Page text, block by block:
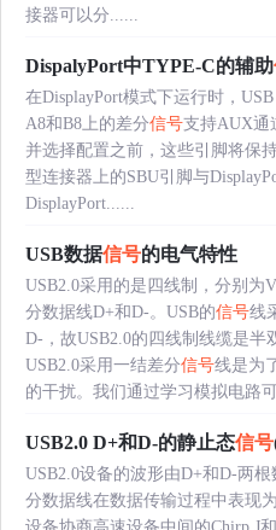
接器可以分......
DispalyPort中TYPE-C的辅助
在DisplayPort模式下运行时，
A8和B8上的差分信号支持AUX通
并选择配置之前，这些引脚将保
型连接器上的SBU引脚与
DisplayPort......
USB数据信号的电气特性
USB2.0采用的是四线制，分别为
分数据线D+和D-。USB的信号线
D-，故USB2.0的四线制线缆是半
USB2.0采用一结差分信号线是为
的干扰。我们通过学习模拟电路
USB2.0 D+和D-的静止态信号
USB2.0设备的波形由D+和D-两
分数据线在数据传输过程中表现